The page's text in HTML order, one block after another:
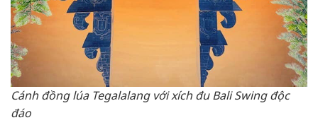
Cánh đồng lúa Tegalalang với xích đu Bali Swing độc
đáo